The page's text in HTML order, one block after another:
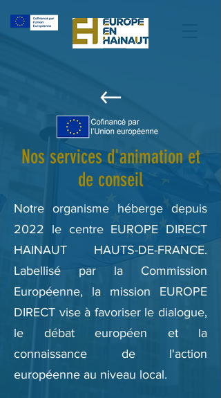
Nos services d'animation et
de conseil
Notre organisme héberge depuis
2022 le centre EUROPE DIRECT
HAINAUT HAUTS-DE-FRANCE.
Labellisé par la Commission
Européenne, la mission EUROPE
DIRECT vise à favoriser le dialogue,
le débat européen et la
connaissance de l'action
européenne au niveau local.